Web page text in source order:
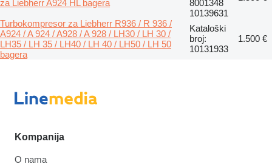
za Liebherr A924 HL bagera
8001348
10139631
Turbokompresor za Liebherr R936 / R 936 /
A924 / A 924 / A928 / A 928 / LH30 / LH 30 /
LH35 / LH 35 / LH40 / LH 40 / LH50 / LH 50
bagera
Kataloški
broj:
10131933
1.500 €
Kompanija
O nama